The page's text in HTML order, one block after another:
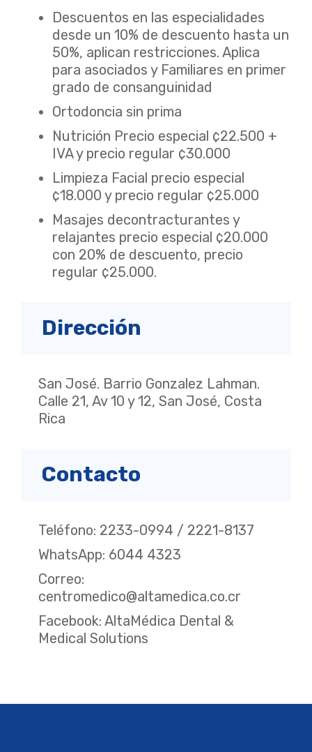
Descuentos en las especialidades
desde un 10% de descuento hasta un
50%, aplican restricciones. Aplica
para asociados y Familiares en primer
grado de consanguinidad
Ortodoncia sin prima
Nutrición Precio especial ¢22.500 +
IVA y precio regular ¢30.000
Limpieza Facial precio especial
¢18.000 y precio regular ¢25.000
Masajes decontracturantes y
relajantes precio especial ¢20.000
con 20% de descuento, precio
regular ¢25.000.
Dirección
San José. Barrio Gonzalez Lahman.
Calle 21, Av 10 y 12, San José, Costa
Rica
Contacto
Teléfono: 2233-0994 / 2221-8137
WhatsApp: 6044 4323
Correo:
centromedico@altamedica.co.cr
Facebook: AltaMédica Dental &
Medical Solutions